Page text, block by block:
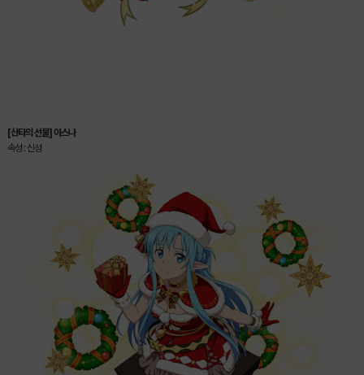
[산타의 선물] 아스나
속성 : 신성